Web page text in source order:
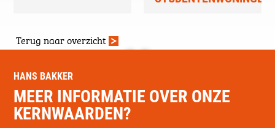
Terug naar overzicht
HANS BAKKER
MEER INFORMATIE OVER ONZE
KERNWAARDEN?